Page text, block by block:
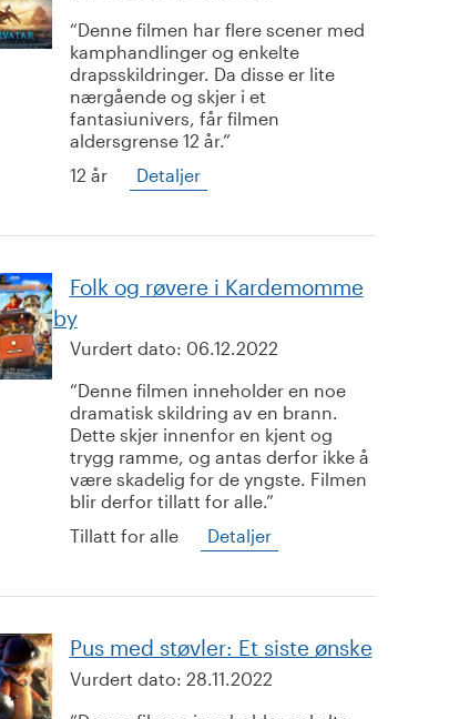
Denne filmen har flere scener med
kamphandlinger og enkelte
drapsskildringer. Da disse er lite
nærgående og skjer i et
fantasiunivers, får filmen
aldersgrense 12 år.
12 år
Detaljer
Folk og røvere i Kardemomme
by
Vurdert dato: 06.12.2022
Denne filmen inneholder en noe
dramatisk skildring av en brann.
Dette skjer innenfor en kjent og
trygg ramme, og antas derfor ikke å
være skadelig for de yngste. Filmen
blir derfor tillatt for alle.
Tillatt for alle
Detaljer
Pus med støvler: Et siste ønske
Vurdert dato: 28.11.2022